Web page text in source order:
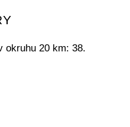
okruhu 20 km: 38.